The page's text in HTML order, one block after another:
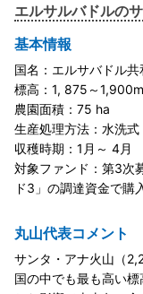
エルサルバドルの
基本情報
国名：エルサバドル共
標高：1, 875～1,900m
農園面積：75 ha
生産処理方法：水洗式
収穫時期：1月～ 4月
対象ファンド：第3次
ド3」の調達資金で購
丸山代表コメント
サンタ・アナ火山（
国の中でも最も高い